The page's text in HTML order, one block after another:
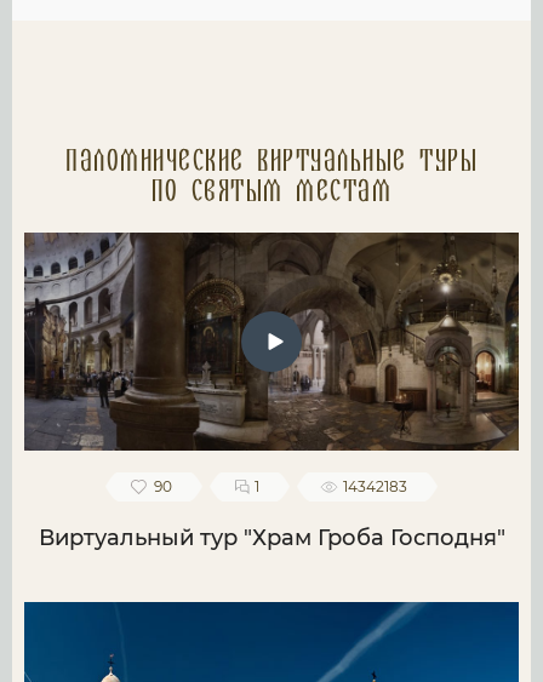
Паломнические Виртуальные туры
по святым местам
90 1 14342183
Виртуальный тур "Храм Гроба Господня"